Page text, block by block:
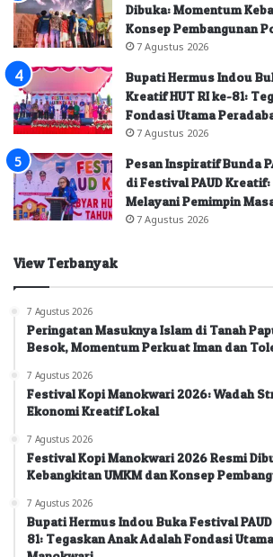
Dibuka: Momentum
Konsep Pembangunan
7 Agustus 2026
Bupati Hermus Indou
Kreatif HUT RI ke-81:
Fondasi Utama
7 Agustus 2026
Pesan Inspiratif Bunda
di Festival PAUD
Melayani Pemimpin
7 Agustus 2026
View Terbanyak
7 Agustus 2026
Peringatan Masuknya Islam di Tanah
Besok, Momentum Perkuat Iman dan
7 Agustus 2026
Festival Kopi Manokwari 2026: Wadah
Ekonomi Kreatif Lokal
7 Agustus 2026
Festival Kopi Manokwari 2026 Resmi
Kebangkitan UMKM dan Konsep
7 Agustus 2026
Bupati Hermus Indou Buka Festival
81: Tegaskan Anak Adalah Fondasi